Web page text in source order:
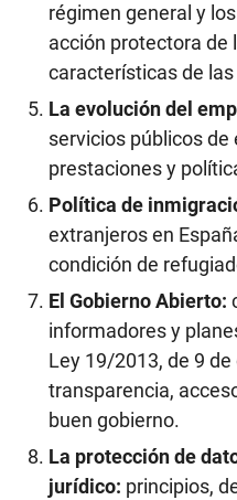
régimen general y
acción protectora de
características de
La evolución del
servicios públicos
prestaciones y
Política de
extranjeros en
condición de
El Gobierno Abierto:
informadores y
Ley 19/2013, de 9
transparencia,
buen gobierno.
La protección de
jurídico: principios,